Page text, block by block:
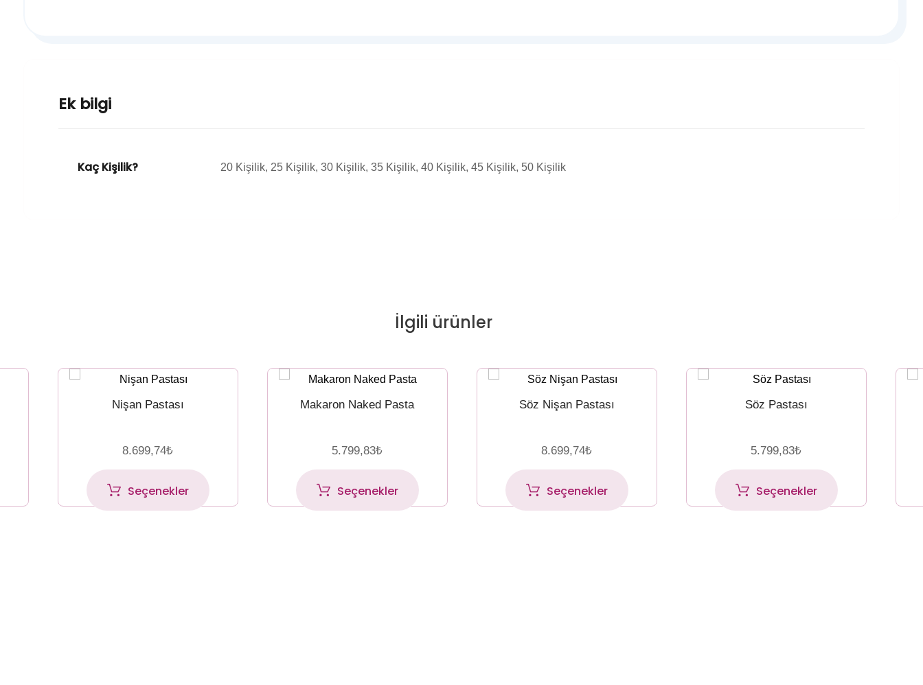
Ek bilgi
Kaç Kişilik? 20 Kişilik, 25 Kişilik, 30 Kişilik, 35 Kişilik, 40 Kişilik, 45 Kişilik, 50 Kişilik
İlgili ürünler
Nişan Pastası
8.699,74₺
Seçenekler
Makaron Naked Pasta
5.799,83₺
Seçenekler
Söz Nişan Pastası
8.699,74₺
Seçenekler
Söz Pastası
5.799,83₺
Seçenekler